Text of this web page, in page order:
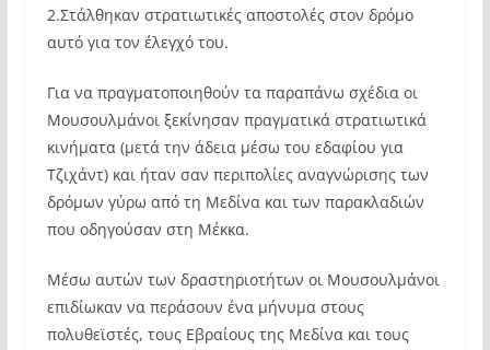
2.Στάλθηκαν στρατιωτικές αποστολές στον δρόμο
αυτό για τον έλεγχό του.
Για να πραγματοποιηθούν τα παραπάνω σχέδια οι
Μουσουλμάνοι ξεκίνησαν πραγματικά στρατιωτικά
κινήματα (μετά την άδεια μέσω του εδαφίου για
Τζιχάντ) και ήταν σαν περιπολίες αναγνώρισης των
δρόμων γύρω από τη Μεδίνα και των παρακλαδιών
που οδηγούσαν στη Μέκκα.
Μέσω αυτών των δραστηριοτήτων οι Μουσουλμάνοι
επιδίωκαν να περάσουν ένα μήνυμα στους
πολυθεϊστές, τους Εβραίους της Μεδίνα και τους